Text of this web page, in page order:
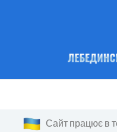
Сайт працює в